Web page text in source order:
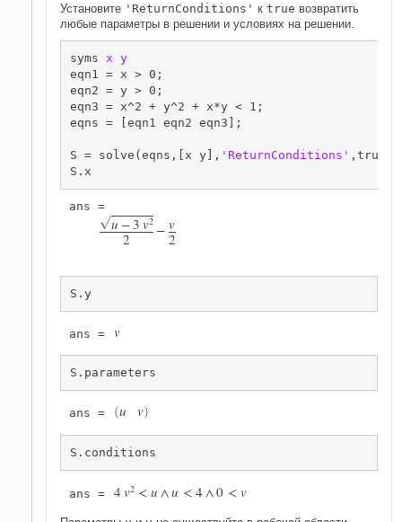
Установите 'ReturnConditions' к true возвратить
любые параметры в решении и условиях на решении.
syms x y
eqn1 = x > 0;
eqn2 = y > 0;
eqn3 = x^2 + y^2 + x*y < 1;
eqns = [eqn1 eqn2 eqn3];
S = solve(eqns,[x y], 'ReturnConditions' ,true);
S.x
Gu −3v2
2 −v
2
S.y
ans = v
S.parameters
ans = (u v)
S.conditions
ans = 4v2 <u∧u <4∧0 <v